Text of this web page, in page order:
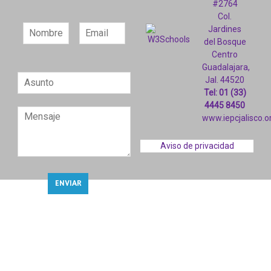
#2764
Col.
Jardines
del Bosque
Centro
Guadalajara,
Jal. 44520
Tel: 01 (33)
4445 8450
Aviso de privacidad